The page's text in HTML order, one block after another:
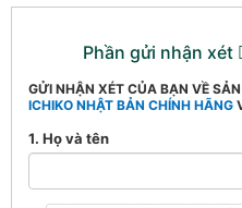
Phần gửi nhận xét
GỬI NHẬN XÉT CỦA BẠN VỀ
ICHIKO NHẬT BẢN CHÍNH HÃNG
1. Họ và tên